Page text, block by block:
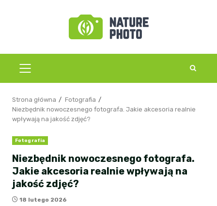
MENU
GŁÓWNE
Strona główna
Fotografia
Niezbędnik nowoczesnego fotografa. Jakie akcesoria realnie
wpływają na jakość zdjęć?
Fotografia
Niezbędnik nowoczesnego fotografa.
Jakie akcesoria realnie wpływają na
jakość zdjęć?
18 lutego 2026